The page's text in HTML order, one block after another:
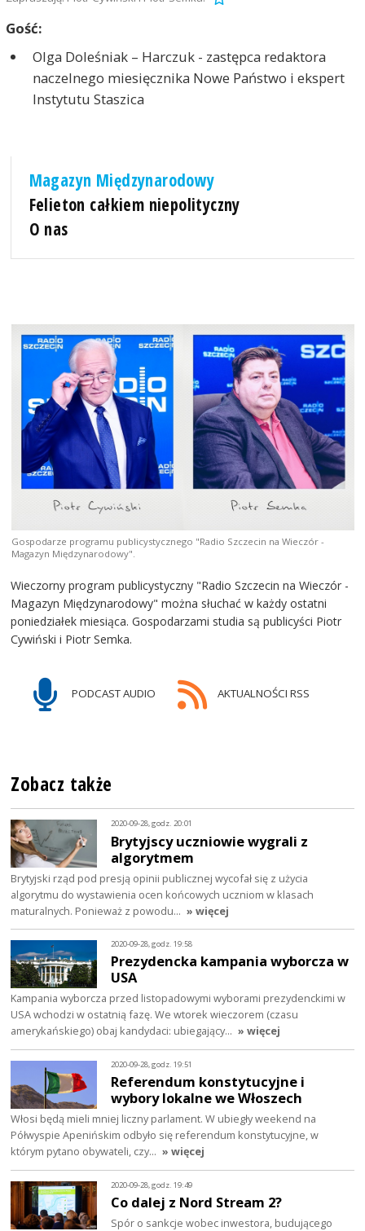
Gość:
Olga Doleśniak – Harczuk - zastępca redaktora
naczelnego miesięcznika Nowe Państwo i ekspert
Instytutu Staszica
Magazyn Międzynarodowy
Felieton całkiem niepolityczny
O nas
Gospodarze programu publicystycznego "Radio Szczecin na Wieczór -
Magazyn Międzynarodowy".
Wieczorny program publicystyczny "Radio Szczecin na Wieczór -
Magazyn Międzynarodowy" można słuchać w każdy ostatni
poniedziałek miesiąca. Gospodarzami studia są publicyści Piotr
Cywiński i Piotr Semka.
PODCAST AUDIO AKTUALNOŚCI RSS
Zobacz także
2020-09-28, godz. 20:01
Brytyjscy uczniowie wygrali z
algorytmem
Brytyjski rząd pod presją opinii publicznej wycofał się z użycia
algorytmu do wystawienia ocen końcowych uczniom w klasach
maturalnych. Ponieważ z powodu… » więcej
2020-09-28, godz. 19:58
Prezydencka kampania wyborcza w
USA
Kampania wyborcza przed listopadowymi wyborami prezydenckimi w
USA wchodzi w ostatnią fazę. We wtorek wieczorem (czasu
amerykańskiego) obaj kandydaci: ubiegający… » więcej
2020-09-28, godz. 19:51
Referendum konstytucyjne i
wybory lokalne we Włoszech
Włosi będą mieli mniej liczny parlament. W ubiegły weekend na
Półwyspie Apenińskim odbyło się referendum konstytucyjne, w
którym pytano obywateli, czy… » więcej
2020-09-28, godz. 19:49
Co dalej z Nord Stream 2?
Spór o sankcje wobec inwestora, budującego